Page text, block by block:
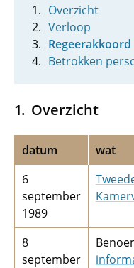
Overzicht
Verloop
Regeerakkoord
Betrokken
Overzicht
datum wat
6
september
1989
8
september